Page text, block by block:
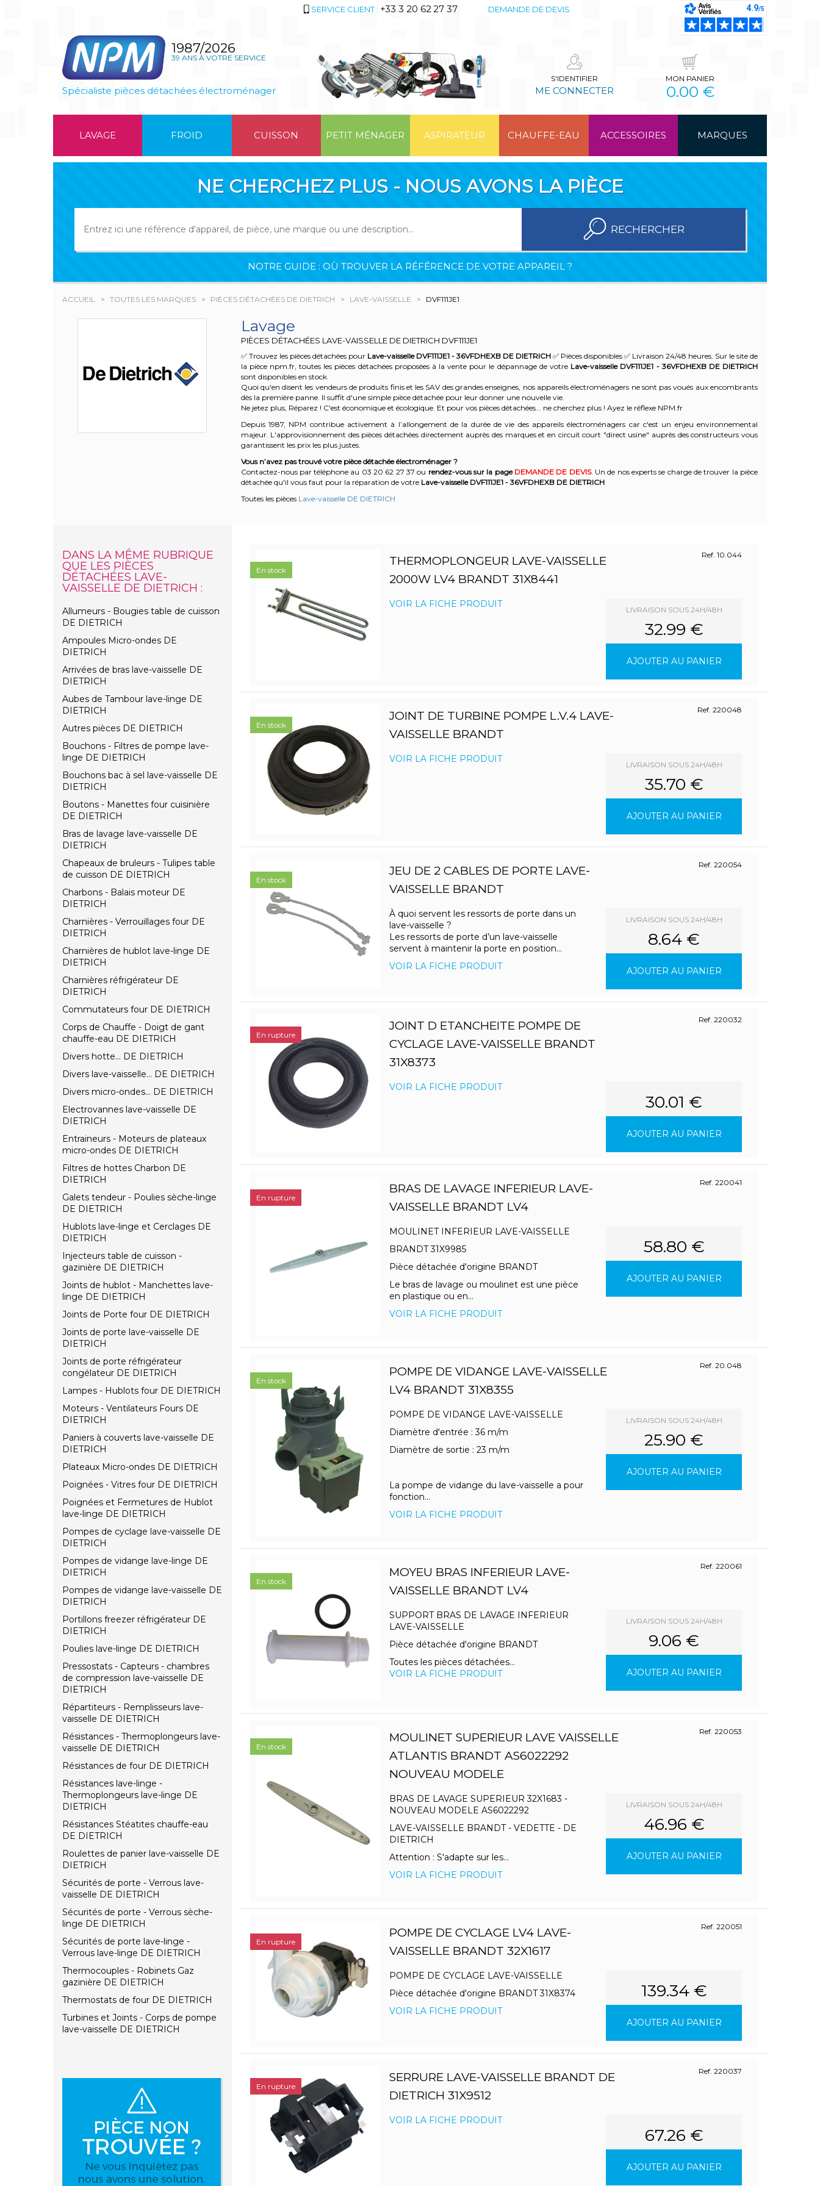
SERVICE CLIENT : +33 3 20 62 27 37 DEMANDE DE DEVIS
1987/2026
39 ANS À VOTRE SERVICE
Spécialiste pièces détachées électroménager
S'IDENTIFIER
ME CONNECTER
MON PANIER
0.00 €
LAVAGE FROID CUISSON PETIT MÉNAGER ASPIRATEUR CHAUFFE-EAU ACCESSOIRES MARQUES
NE CHERCHEZ PLUS - NOUS AVONS LA PIÈCE
RECHERCHER
NOTRE GUIDE : OÙ TROUVER LA RÉFÉRENCE DE VOTRE APPAREIL ?
ACCUEIL TOUTES LES MARQUES PIÈCES DÉTACHÉES DE DIETRICH LAVE-VAISSELLE DVF111JE1
Lavage
PIÈCES DÉTACHÉES LAVE-VAISSELLE DE DIETRICH DVF111JE1
✅ Trouvez les pièces détachées pour Lave-vaisselle DVF111JE1 - 36VFDHEXB DE DIETRICH ✅ Pièces disponibles ✅ Livraison 24/48 heures. Sur le site de
la pièce npm.fr, toutes les pièces détachées proposées à la vente pour le dépannage de votre Lave-vaisselle DVF111JE1 - 36VFDHEXB DE DIETRICH
sont disponibles en stock.
Quoi qu'en disent les vendeurs de produits finis et les SAV des grandes enseignes, nos appareils électroménagers ne sont pas voués aux encombrants
dès la première panne. Il suffit d'une simple pièce détachée pour leur donner une nouvelle vie.
Ne jetez plus, Réparez ! C'est économique et écologique. Et pour vos pièces détachées... ne cherchez plus ! Ayez le réflexe NPM.fr
Depuis 1987, NPM contribue activement à l’allongement de la durée de vie des appareils électroménagers car c'est un enjeu environnemental
majeur. L'approvisionnement des pièces détachées directement auprès des marques et en circuit court "direct usine" auprès des constructeurs vous
garantissent les prix les plus justes.
Vous n’avez pas trouvé votre pièce détachée électroménager ?
Contactez-nous par téléphone au 03 20 62 27 37 ou rendez-vous sur la page DEMANDE DE DEVIS. Un de nos experts se charge de trouver la pièce
détachée qu'il vous faut pour la réparation de votre Lave-vaisselle DVF111JE1 - 36VFDHEXB DE DIETRICH
Toutes les pièces Lave-vaisselle DE DIETRICH
DANS LA MÊME RUBRIQUE
QUE LES PIÈCES
DÉTACHÉES LAVE-
VAISSELLE DE DIETRICH :
Allumeurs - Bougies table de cuisson
DE DIETRICH
Ampoules Micro-ondes DE
DIETRICH
Arrivées de bras lave-vaisselle DE
DIETRICH
Aubes de Tambour lave-linge DE
DIETRICH
Autres pièces DE DIETRICH
Bouchons - Filtres de pompe lave-
linge DE DIETRICH
Bouchons bac à sel lave-vaisselle DE
DIETRICH
Boutons - Manettes four cuisinière
DE DIETRICH
Bras de lavage lave-vaisselle DE
DIETRICH
Chapeaux de bruleurs - Tulipes table
de cuisson DE DIETRICH
Charbons - Balais moteur DE
DIETRICH
Charnières - Verrouillages four DE
DIETRICH
Charnières de hublot lave-linge DE
DIETRICH
Charnières réfrigérateur DE
DIETRICH
Commutateurs four DE DIETRICH
Corps de Chauffe - Doigt de gant
chauffe-eau DE DIETRICH
Divers hotte... DE DIETRICH
Divers lave-vaisselle... DE DIETRICH
Divers micro-ondes... DE DIETRICH
Electrovannes lave-vaisselle DE
DIETRICH
Entraineurs - Moteurs de plateaux
micro-ondes DE DIETRICH
Filtres de hottes Charbon DE
DIETRICH
Galets tendeur - Poulies sèche-linge
DE DIETRICH
Hublots lave-linge et Cerclages DE
DIETRICH
Injecteurs table de cuisson -
gazinière DE DIETRICH
Joints de hublot - Manchettes lave-
linge DE DIETRICH
Joints de Porte four DE DIETRICH
Joints de porte lave-vaisselle DE
DIETRICH
Joints de porte réfrigérateur
congélateur DE DIETRICH
Lampes - Hublots four DE DIETRICH
Moteurs - Ventilateurs Fours DE
DIETRICH
Paniers à couverts lave-vaisselle DE
DIETRICH
Plateaux Micro-ondes DE DIETRICH
Poignées - Vitres four DE DIETRICH
Poignées et Fermetures de Hublot
lave-linge DE DIETRICH
Pompes de cyclage lave-vaisselle DE
DIETRICH
Pompes de vidange lave-linge DE
DIETRICH
Pompes de vidange lave-vaisselle DE
DIETRICH
Portillons freezer réfrigérateur DE
DIETRICH
Poulies lave-linge DE DIETRICH
Pressostats - Capteurs - chambres
de compression lave-vaisselle DE
DIETRICH
Répartiteurs - Remplisseurs lave-
vaisselle DE DIETRICH
Résistances - Thermoplongeurs lave-
vaisselle DE DIETRICH
Résistances de four DE DIETRICH
Résistances lave-linge -
Thermoplongeurs lave-linge DE
DIETRICH
Résistances Stéatites chauffe-eau
DE DIETRICH
Roulettes de panier lave-vaisselle DE
DIETRICH
Sécurités de porte - Verrous lave-
vaisselle DE DIETRICH
Sécurités de porte - Verrous sèche-
linge DE DIETRICH
Sécurités de porte lave-linge -
Verrous lave-linge DE DIETRICH
Thermocouples - Robinets Gaz
gazinière DE DIETRICH
Thermostats de four DE DIETRICH
Turbines et Joints - Corps de pompe
lave-vaisselle DE DIETRICH
THERMOPLONGEUR LAVE-VAISSELLE
2000W LV4 BRANDT 31X8441
Ref. 10.044
VOIR LA FICHE PRODUIT
LIVRAISON SOUS 24H/48H
32.99 €
AJOUTER AU PANIER
En stock
JOINT DE TURBINE POMPE L.V.4 LAVE-
VAISSELLE BRANDT
Ref. 220048
VOIR LA FICHE PRODUIT
LIVRAISON SOUS 24H/48H
35.70 €
AJOUTER AU PANIER
En stock
JEU DE 2 CABLES DE PORTE LAVE-
VAISSELLE BRANDT
Ref. 220054
À quoi servent les ressorts de porte dans un
lave-vaisselle ?
Les ressorts de porte d’un lave-vaisselle
servent à maintenir la porte en position...
VOIR LA FICHE PRODUIT
LIVRAISON SOUS 24H/48H
8.64 €
AJOUTER AU PANIER
En stock
JOINT D ETANCHEITE POMPE DE
CYCLAGE LAVE-VAISSELLE BRANDT
31X8373
Ref. 220032
VOIR LA FICHE PRODUIT
30.01 €
AJOUTER AU PANIER
En rupture
BRAS DE LAVAGE INFERIEUR LAVE-
VAISSELLE BRANDT LV4
Ref. 220041
MOULINET INFERIEUR LAVE-VAISSELLE
BRANDT 31X9985
Pièce détachée d'origine BRANDT
Le bras de lavage ou moulinet est une pièce
en plastique ou en...
VOIR LA FICHE PRODUIT
58.80 €
AJOUTER AU PANIER
En rupture
POMPE DE VIDANGE LAVE-VAISSELLE
LV4 BRANDT 31X8355
Ref. 20.048
POMPE DE VIDANGE LAVE-VAISSELLE
Diamètre d'entrée : 36 m/m
Diamètre de sortie : 23 m/m
La pompe de vidange du lave-vaisselle a pour
fonction...
VOIR LA FICHE PRODUIT
LIVRAISON SOUS 24H/48H
25.90 €
AJOUTER AU PANIER
En stock
MOYEU BRAS INFERIEUR LAVE-
VAISSELLE BRANDT LV4
Ref. 220061
SUPPORT BRAS DE LAVAGE INFERIEUR
LAVE-VAISSELLE
Pièce détachée d'origine BRANDT
Toutes les pièces détachées...
VOIR LA FICHE PRODUIT
LIVRAISON SOUS 24H/48H
9.06 €
AJOUTER AU PANIER
En stock
MOULINET SUPERIEUR LAVE VAISSELLE
ATLANTIS BRANDT AS6022292
NOUVEAU MODELE
Ref. 220053
BRAS DE LAVAGE SUPERIEUR 32X1683 -
NOUVEAU MODELE AS6022292
LAVE-VAISSELLE BRANDT - VEDETTE - DE
DIETRICH
Attention : S'adapte sur les...
VOIR LA FICHE PRODUIT
LIVRAISON SOUS 24H/48H
46.96 €
AJOUTER AU PANIER
En stock
POMPE DE CYCLAGE LV4 LAVE-
VAISSELLE BRANDT 32X1617
Ref. 220051
POMPE DE CYCLAGE LAVE-VAISSELLE
Pièce détachée d'origine BRANDT 31X8374
VOIR LA FICHE PRODUIT
139.34 €
AJOUTER AU PANIER
En rupture
SERRURE LAVE-VAISSELLE BRANDT DE
DIETRICH 31X9512
Ref. 220037
VOIR LA FICHE PRODUIT
67.26 €
AJOUTER AU PANIER
En rupture